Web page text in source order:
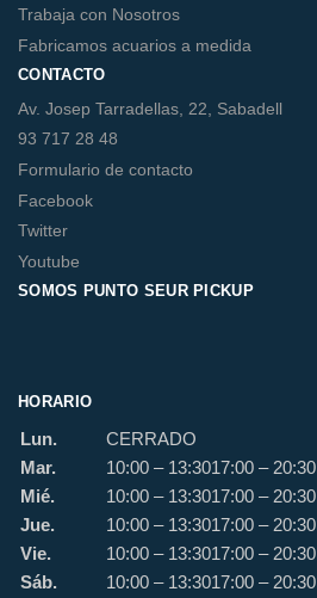
Trabaja con Nosotros
Fabricamos acuarios a medida
CONTACTO
Av. Josep Tarradellas, 22, Sabadell
93 717 28 48
Formulario de contacto
Facebook
Twitter
Youtube
SOMOS PUNTO SEUR PICKUP
HORARIO
Lun.
CERRADO
Mar.
10:00 – 13:3017:00 – 20:30
Mié.
10:00 – 13:3017:00 – 20:30
Jue.
10:00 – 13:3017:00 – 20:30
Vie.
10:00 – 13:3017:00 – 20:30
Sáb.
10:00 – 13:3017:00 – 20:30